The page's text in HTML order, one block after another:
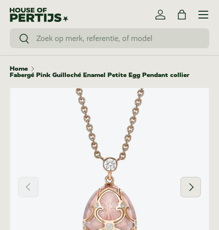
Ga naar inhoud
Zoeken
Zoeken
Inloggen
Tas
Menu
Home
Fabergé Pink Guilloché Enamel Petite Egg Pendant collier
Vorige Volgende